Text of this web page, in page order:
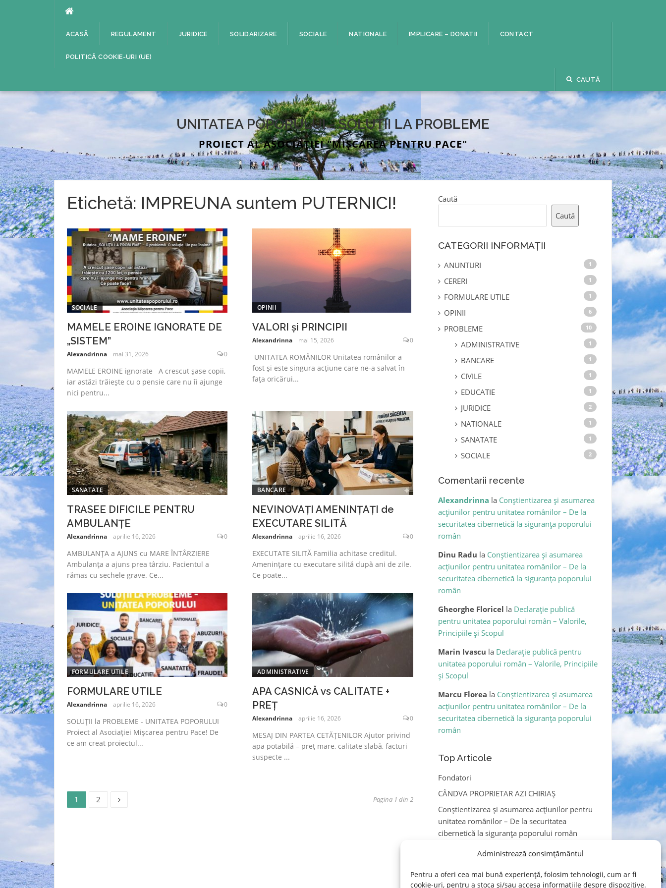
Administrează consimțământul
Pentru a oferi cea mai bună experiență, folosim tehnologii, cum ar fi
cookie-uri, pentru a stoca și/sau accesa informațiile despre dispozitive.
ACASĂ REGULAMENT JURIDICE SOLIDARIZARE SOCIALE NATIONALE IMPLICARE – DONATII CONTACT
POLITICĂ COOKIE-URI (UE)
CAUTĂ
UNITATEA POPORULUI - SOLUȚII LA PROBLEME
PROIECT AL ASOCIAȚIEI "MIȘCAREA PENTRU PACE"
Etichetă: IMPREUNA suntem PUTERNICI!
SOCIALE
MAMELE EROINE IGNORATE DE
„SISTEM”
Alexandrinna mai 31, 2026 0
MAMELE EROINE ignorate A crescut șase copii,
iar astăzi trăiește cu o pensie care nu îi ajunge
nici pentru...
OPINII
VALORI și PRINCIPII
Alexandrinna mai 15, 2026 0
UNITATEA ROMÂNILOR Unitatea românilor a
fost și este singura acțiune care ne-a salvat în
fața oricărui...
SANATATE
TRASEE DIFICILE PENTRU
AMBULANȚE
Alexandrinna aprilie 16, 2026 0
AMBULANȚA a AJUNS cu MARE ÎNTÂRZIERE
Ambulanța a ajuns prea târziu. Pacientul a
rămas cu sechele grave. Ce...
BANCARE
NEVINOVAȚI AMENINȚAȚI de
EXECUTARE SILITĂ
Alexandrinna aprilie 16, 2026 0
EXECUTATE SILITĂ Familia achitase creditul.
Amenințare cu executare silită după ani de zile.
Ce poate...
FORMULARE UTILE
FORMULARE UTILE
Alexandrinna aprilie 16, 2026 0
SOLUȚII la PROBLEME - UNITATEA POPORULUI
Proiect al Asociației Mișcarea pentru Pace! De
ce am creat proiectul...
ADMINISTRATIVE
APA CASNICĂ vs CALITATE +
PREȚ
Alexandrinna aprilie 16, 2026 0
MESAJ DIN PARTEA CETĂȚENILOR Ajutor privind
apa potabilă – preț mare, calitate slabă, facturi
suspecte ...
Paginație
Pagină
1 Pagină
2 Pagina 1 din 2
Caută
Caută
CATEGORII INFORMAȚII
ANUNTURI 1
CERERI 1
FORMULARE UTILE 1
OPINII 6
PROBLEME 10
ADMINISTRATIVE 1
BANCARE 1
CIVILE 1
EDUCATIE 1
JURIDICE 2
NATIONALE 1
SANATATE 1
SOCIALE 2
Comentarii recente
Alexandrinna la Conștientizarea și asumarea
acțiunilor pentru unitatea românilor – De la
securitatea cibernetică la siguranța poporului
român
Dinu Radu la Conștientizarea și asumarea
acțiunilor pentru unitatea românilor – De la
securitatea cibernetică la siguranța poporului
român
Gheorghe Floricel la Declarație publică
pentru unitatea poporului român – Valorile,
Principiile și Scopul
Marin Ivascu la Declarație publică pentru
unitatea poporului român – Valorile, Principiile
și Scopul
Marcu Florea la Conștientizarea și asumarea
acțiunilor pentru unitatea românilor – De la
securitatea cibernetică la siguranța poporului
român
Top Articole
Fondatori
CÂNDVA PROPRIETAR AZI CHIRIAȘ
Conștientizarea și asumarea acțiunilor pentru
unitatea românilor – De la securitatea
cibernetică la siguranța poporului român
FALSE INTENȚII DE ASOCIERE
oferit deWassUp